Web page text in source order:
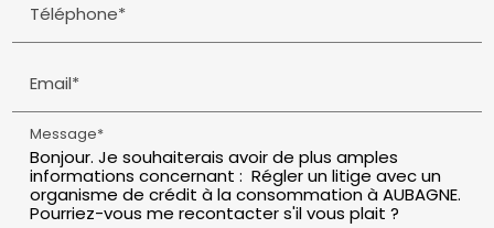
Téléphone*
Email*
Message*